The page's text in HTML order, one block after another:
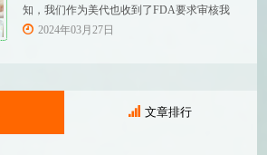
知，我们作为美代也收到了FDA要求审核我
们客户验厂的通知邮件。起因是2023年12
2024年03月27日
文章排行